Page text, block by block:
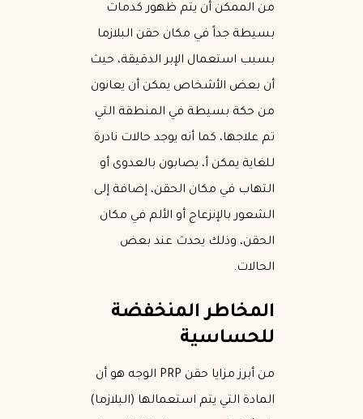
من الممكن أن يتم ظهور كدمات
بسيطة جداً في مكان حقن البلازما
بسبب استعمال الإبر الدقيقة، حيث
أن بعض الأشخاص يمكن أن يعانون
من حكة بسيطة في المنطقة التي
تم علاجها، كما أنه يوجد حالات نادرة
للغاية يمكن أ، يصابون بالعدوى أو
التهاب في مكان الحقن، إضافة إلى
الشعور بالإنزعاج أو الألم في مكان
الحقن، وذلك يحدث عند بعض
الحالات.
المخاطر المنخفضة
للحساسية
من أبرز مزايا حقن PRP الوجه هو أن
المادة التي يتم استعمالها (البلازما)